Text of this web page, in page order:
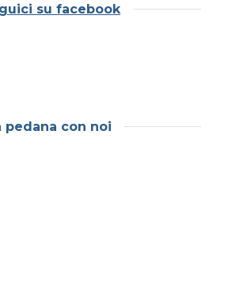
su facebook
pedana con noi